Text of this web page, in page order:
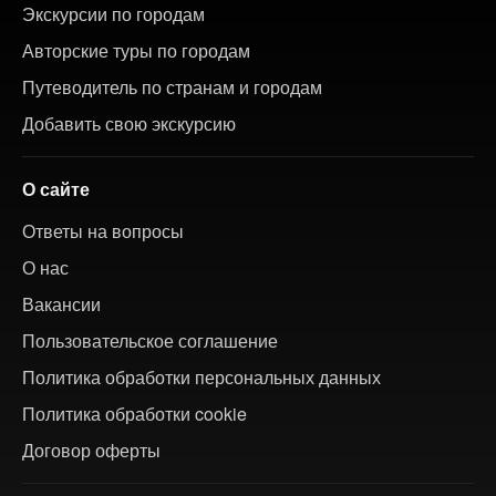
Экскурсии по городам
Авторские туры по городам
Путеводитель по странам и городам
Добавить свою экскурсию
О сайте
Ответы на вопросы
О нас
Вакансии
Пользовательское соглашение
Политика обработки персональных данных
Политика обработки cookie
Договор оферты